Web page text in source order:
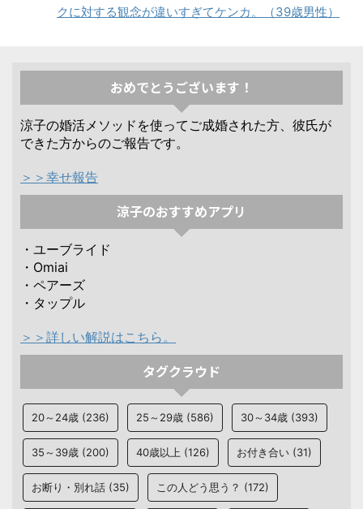
クに対する観念が違いすぎてケンカ。（39歳男性）
おめでとうございます！
涼子の婚活メソッドを使ってご成婚された方、彼氏が
できた方からのご報告です。
＞＞幸せ報告
涼子のおすすめアプリ
・ユーブライド
・Omiai
・ペアーズ
・タップル
＞＞詳しい解説はこちら。
タグクラウド
20～24歳 (236) 25～29歳 (586) 30～34歳 (393)
35～39歳 (200) 40歳以上 (126) お付き合い (31)
お断り・別れ話 (35) この人どう思う？ (172)